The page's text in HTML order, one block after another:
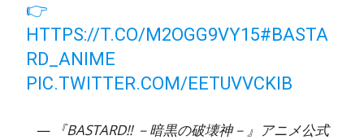
👉
HTTPS://T.CO/M2OGG9VY15#BASTA
RD_ANIME
PIC.TWITTER.COM/EETUVVCKIB
— 『BASTARD!! －暗黒の破壊神－』アニメ公式